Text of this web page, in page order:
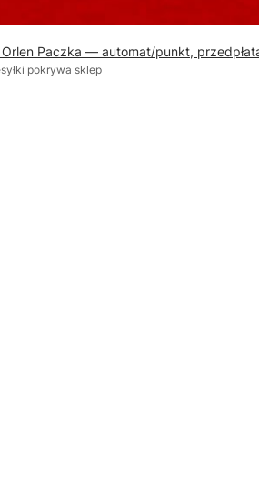
Paczka — automat/punkt,
pokrywa sklep